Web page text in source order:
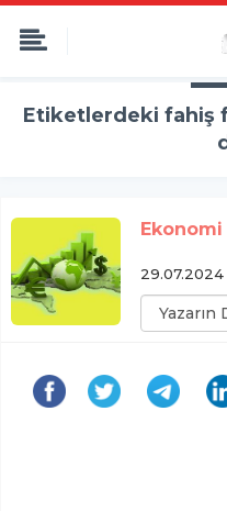
Etiketlerdeki fahiş
Ekonomi
29.07.2024